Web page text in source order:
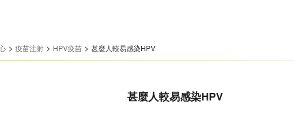
> 疫苗注射 > HPV疫苗 > 甚麼人較易感染HPV
甚麼人較易感染HPV